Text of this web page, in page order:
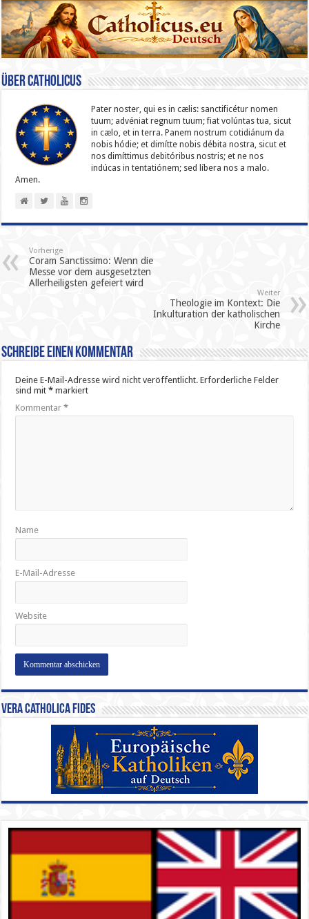
Über catholicus
Pater noster, qui es in cælis: sanc­ti­ficétur nomen
tuum; advéniat regnum tuum; fiat volúntas tua, sicut
in cælo, et in terra. Panem nostrum cotidiánum da
nobis hódie; et dimítte nobis débita nostra, sicut et
nos dimíttimus debitóribus nostris; et ne nos
indúcas in ten­ta­tiónem; sed líbera nos a malo.
Amen.
Vorherige
Coram Sanctissimo: Wenn die
Messe vor dem ausgesetzten
Allerheiligsten gefeiert wird
Weiter
Theologie im Kontext: Die
Inkulturation der katholischen
Kirche
Schreibe einen Kommentar
Deine E-Mail-Adresse wird nicht veröffentlicht. Erforderliche Felder
sind mit* markiert
Kommentar*
Name
E-Mail-Adresse
Website
Vera Catholica Fides